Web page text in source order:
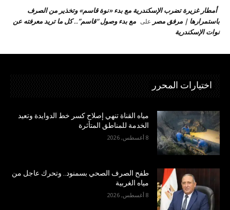
أمطار غزيرة تضرب الإسكندرية مع بدء «نوة قاسم» وتخذير من الصرف
باستمرارها | مرفق مصر على مع بدء وصول “قاسم”.. كل ما تريد معرفته عن
نوات الإسكندرية
اختيارات المحرر
مياه القناة تنهي إصلاح كسر خط الدوايدة وتعيد
الخدمة للمناطق المتأثرة
8 أغسطس, 2026
طفح الصرف الصحي بسمنود.. وتحرك عاجل من
مياه الغربية
8 أغسطس, 2026